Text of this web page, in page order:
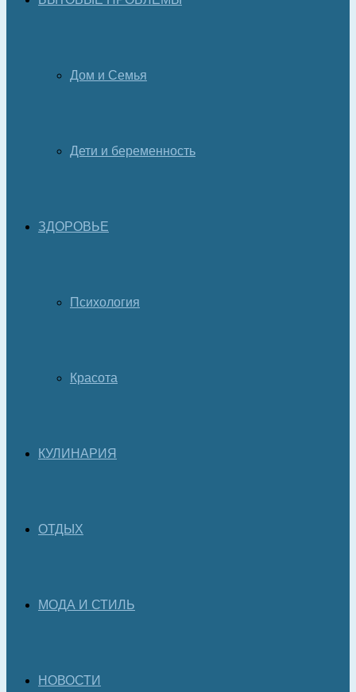
Дом и Семья
Дети и беременность
ЗДОРОВЬЕ
Психология
Красота
КУЛИНАРИЯ
ОТДЫХ
МОДА И СТИЛЬ
НОВОСТИ